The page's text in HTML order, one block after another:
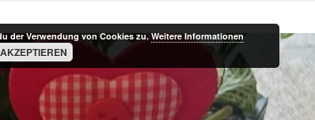
der Verwendung von Cookies zu.Weitere Informationen
AKZEPTIEREN